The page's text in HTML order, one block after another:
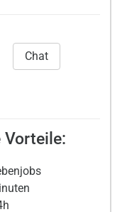
Chat
Vorteile: